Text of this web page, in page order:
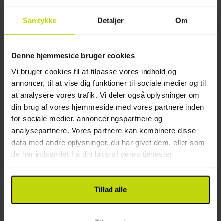
Samtykke Detaljer Om
Denne hjemmeside bruger cookies
Vi bruger cookies til at tilpasse vores indhold og
annoncer, til at vise dig funktioner til sociale medier og til
at analysere vores trafik. Vi deler også oplysninger om
din brug af vores hjemmeside med vores partnere inden
for sociale medier, annonceringspartnere og
analysepartnere. Vores partnere kan kombinere disse
data med andre oplysninger, du har givet dem, eller som
de har indsamlet fra din brug af deres tjenester.
Tillad alle
Etager: 3
Byggeår: 1987
Renoveret: 2003
Restaurant
Restaurant
Bar
Værelse
Balkon på alle værelser
Daglig rengøring
Kundeanmeldelser